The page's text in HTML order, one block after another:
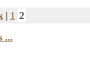
| 1 2
...